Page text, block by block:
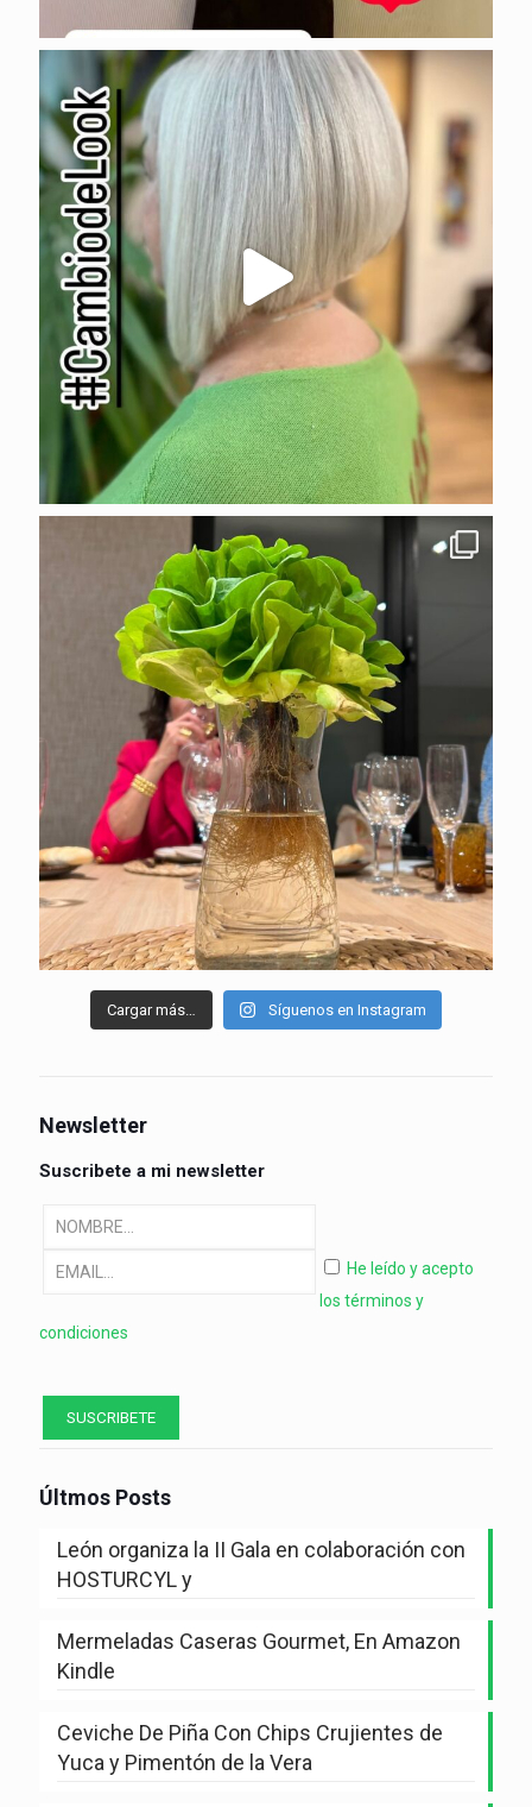
Cargar más… Síguenos en Instagram
Newsletter
Suscribete a mi newsletter
He leído y acepto
los términos y
condiciones
Últmos Posts
León organiza la II Gala en colaboración con
HOSTURCYL y
Mermeladas Caseras Gourmet, En Amazon
Kindle
Ceviche De Piña Con Chips Crujientes de
Yuca y Pimentón de la Vera